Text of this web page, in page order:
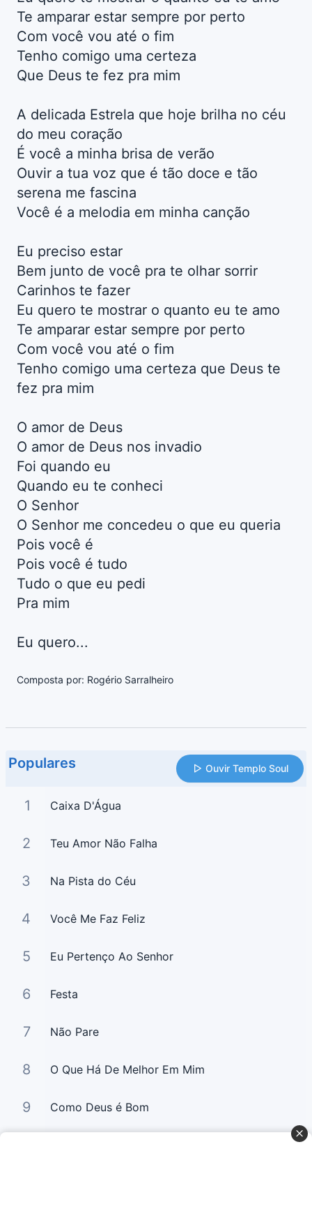
Te amparar estar sempre por perto
Com você vou até o fim
Tenho comigo uma certeza
Que Deus te fez pra mim
A delicada Estrela que hoje brilha no céu
do meu coração
É você a minha brisa de verão
Ouvir a tua voz que é tão doce e tão
serena me fascina
Você é a melodia em minha canção
Eu preciso estar
Bem junto de você pra te olhar sorrir
Carinhos te fazer
Eu quero te mostrar o quanto eu te amo
Te amparar estar sempre por perto
Com você vou até o fim
Tenho comigo uma certeza que Deus te
fez pra mim
O amor de Deus
O amor de Deus nos invadio
Foi quando eu
Quando eu te conheci
O Senhor
O Senhor me concedeu o que eu queria
Pois você é
Pois você é tudo
Tudo o que eu pedi
Pra mim
Eu quero...
Composta por: Rogério Sarralheiro
Populares Ouvir Templo Soul
1 Caixa D'Água
2 Teu Amor Não Falha
3 Na Pista do Céu
4 Você Me Faz Feliz
5 Eu Pertenço Ao Senhor
6 Festa
7 Não Pare
8 O Que Há De Melhor Em Mim
9 Como Deus é Bom